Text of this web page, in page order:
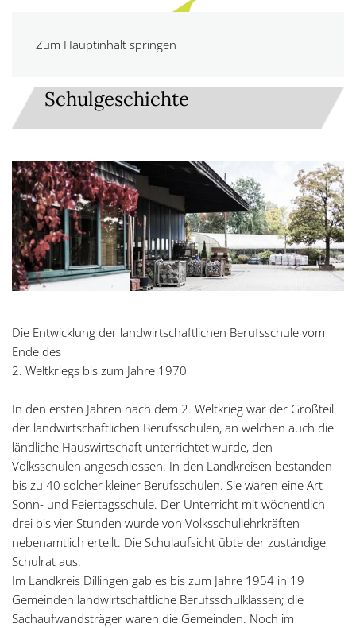
Zum Hauptinhalt springen
Schulgeschichte
Die Entwicklung der landwirtschaftlichen Berufsschule vom
Ende des
2. Weltkriegs bis zum Jahre 1970
In den ersten Jahren nach dem 2. Weltkrieg war der Großteil
der landwirtschaftlichen Berufsschulen, an welchen auch die
ländliche Hauswirtschaft unterrichtet wurde, den
Volksschulen angeschlossen. In den Landkreisen bestanden
bis zu 40 solcher kleiner Berufsschulen. Sie waren eine Art
Sonn- und Feiertagsschule. Der Unterricht mit wöchentlich
drei bis vier Stunden wurde von Volksschullehrkräften
nebenamtlich erteilt. Die Schulaufsicht übte der zuständige
Schulrat aus.
Im Landkreis Dillingen gab es bis zum Jahre 1954 in 19
Gemeinden landwirtschaftliche Berufsschulklassen; die
Sachaufwandsträger waren die Gemeinden. Noch im